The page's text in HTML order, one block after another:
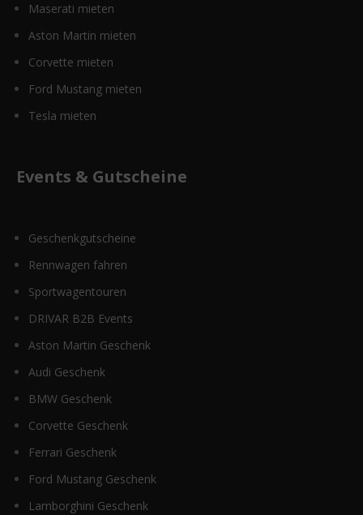
Maserati mieten
Aston Martin mieten
Corvette mieten
Ford Mustang mieten
Tesla mieten
Events & Gutscheine
Geschenkgutscheine
Rennwagen fahren
Sportwagentouren
DRIVAR B2B Events
Aston Martin Geschenk
Audi Geschenk
BMW Geschenk
Corvette Geschenk
Ferrari Geschenk
Ford Mustang Geschenk
Lamborghini Geschenk